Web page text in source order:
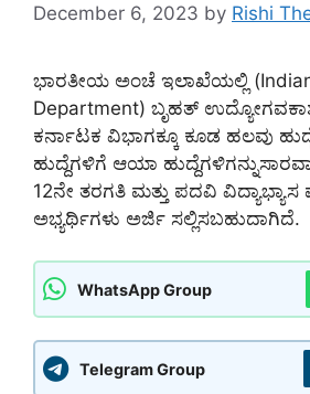
December 6, 2023 by Rishi
ಭಾರತೀಯ ಅಂಚೆ ಇಲಾಖೆಯಲ್ಲಿ
Department) ಬೃಹತ್
ಕರ್ನಾಟಕ ವಿಭಾಗಕ್ಕೂ ಕೂಡ ಹಲವು
ಹುದ್ದೆಗಳಿಗೆ ಆಯಾ
12ನೇ ತರಗತಿ ಮತ್ತು ಪದವಿ ವಿದ್ಯಾಭ್ಯಾಸ
ಅಭ್ಯರ್ಥಿಗಳು ಅರ್ಜಿ ಸಲ್ಲಿಸಬಹುದಾಗಿದೆ.
WhatsApp Group
Telegram Group